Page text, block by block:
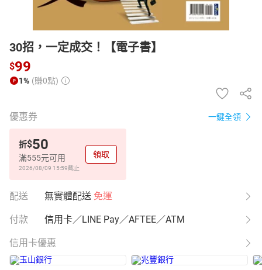
30招，一定成交！【電子書】
$99
1% (賺0點)
優惠券 一鍵全領
折$50
滿555元可用
2026/08/09 15:59截止
領取
配送 無實體配送 免運
付款 信用卡／LINE Pay／AFTEE／ATM
信用卡優惠